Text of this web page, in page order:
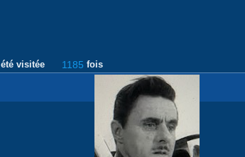
visitée 1185 fois